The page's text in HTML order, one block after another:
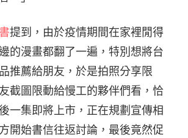
提到，由於疫情期間在家裡閒得
的漫畫都翻了一遍，特別想將台
推薦給朋友，於是拍照分享限
截圖限動給慢工的夥伴們看，恰
一集即將上市，正在規劃宣傳相
開始書信往返討論，最後竟然促